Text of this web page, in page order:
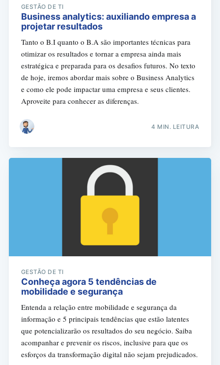
GESTÃO DE TI
Business analytics: auxiliando empresa a
projetar resultados
Tanto o B.I quanto o B.A são importantes técnicas para
otimizar os resultados e tornar a empresa ainda mais
estratégica e preparada para os desafios futuros. No texto
de hoje, iremos abordar mais sobre o Business Analytics
e como ele pode impactar uma empresa e seus clientes.
Aproveite para conhecer as diferenças.
4 MIN. LEITURA
GESTÃO DE TI
Conheça agora 5 tendências de
mobilidade e segurança
Entenda a relação entre mobilidade e segurança da
informação e 5 principais tendências que estão latentes
que potencializarão os resultados do seu negócio. Saiba
acompanhar e prevenir os riscos, inclusive para que os
esforços da transformação digital não sejam prejudicados.